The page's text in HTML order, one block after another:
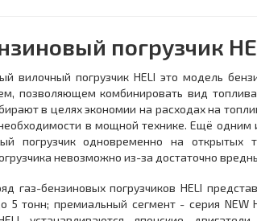
погрузчик
вилочный погрузчик HELI это модель
позволяющем комбинировать вид
в целях экономии на расходах на
в мощной технике. Ещё одним
погрузчик одновременно на
невозможно из-за достаточно
газ-бензиновых погрузчиков HELI
5 тонн; премиальный сегмент - серия NEW